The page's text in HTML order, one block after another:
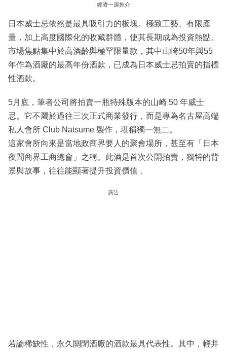
經濟一週推介
日本威士忌依然是最具吸引力的板塊。極致工藝、有限產
量，加上高度國際化的收藏群體，使其長期成為投資熱點。
市場焦點集中於高酒齡與極罕限量款，其中山崎50年與55
年作為酒廠的最高年份酒款，已成為日本威士忌拍賣的指標
性酒款。
5月底，筆者公司將拍賣一瓶特殊版本的山崎 50 年威士
忌。它不屬於過往三次正式商業發行，而是專為名古屋高端
私人會所 Club Natsume 製作，堪稱獨一無二。
這家會所向來是當地政商界要人的聚會場所，甚至有「日本
夜間商界工商總會」之稱。此酒是首次公開拍賣，獨特的背
景與故事，往往能顯著提升投資價值 。
廣告
若論稀缺性，永久關閉酒廠的酒款最具代表性。其中，輕井